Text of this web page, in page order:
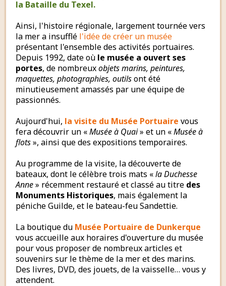
la Bataille du Texel.
Ainsi, l'histoire régionale, largement tournée vers
la mer a insufflé l'idée de créer un musée
présentant l'ensemble des activités portuaires.
Depuis 1992, date où le musée a ouvert ses
portes, de nombreuxobjets marins, peintures,
maquettes, photographies, outilsont été
minutieusement amassés par une équipe de
passionnés.
Aujourd'hui, la visite du Musée Portuaire vous
fera découvrir un «Musée à Quai» et un «Musée à
flots», ainsi que des expositions temporaires.
Au programme de la visite, la découverte de
bateaux, dont le célèbre trois mats «la Duchesse
Anne» récemment restauré et classé au titre des
Monuments Historiques, mais également la
péniche Guilde, et le bateau-feu Sandettie.
La boutique du Musée Portuaire de Dunkerque
vous accueille aux horaires d'ouverture du musée
pour vous proposer de nombreux articles et
souvenirs sur le thème de la mer et des marins.
Des livres, DVD, des jouets, de la vaisselle… vous y
attendent.